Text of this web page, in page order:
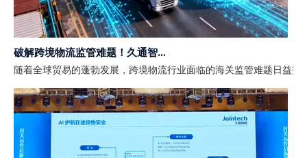
随着全球贸易的蓬勃发展，跨境物流行业面临的海关监管难题日益